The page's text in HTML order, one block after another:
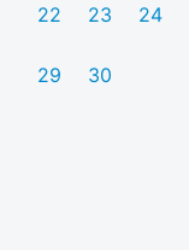
22 23 24
29 30